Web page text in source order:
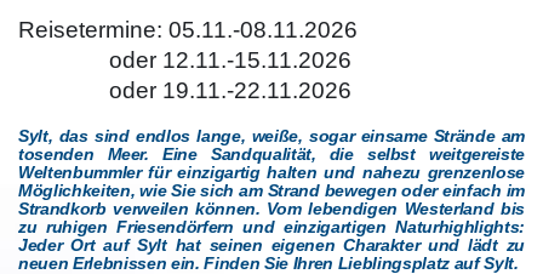
Reisetermine: 05.11.-08.11.2026
oder 12.11.-15.11.2026
oder 19.11.-22.11.2026
Sylt, das sind endlos lange, weiße, sogar einsame Strände am
tosenden Meer. Eine Sandqualität, die selbst weitgereiste
Weltenbummler für einzigartig halten und nahezu grenzenlose
Möglichkeiten, wie Sie sich am Strand bewegen oder einfach im
Strandkorb verweilen können. Vom lebendigen Westerland bis
zu ruhigen Friesendörfern und einzigartigen Naturhighlights:
Jeder Ort auf Sylt hat seinen eigenen Charakter und lädt zu
neuen Erlebnissen ein. Finden Sie Ihren Lieblingsplatz auf Sylt.